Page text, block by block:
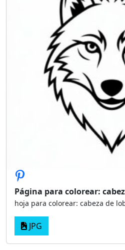
Página para colorear:
hoja para colorear: cabeza de
JPG